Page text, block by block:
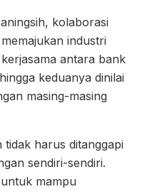
kolaborasi
industri
antara bank
keduanya dinilai
masing-masing
tidak harus ditanggapi
sendiri-sendiri.
mampu